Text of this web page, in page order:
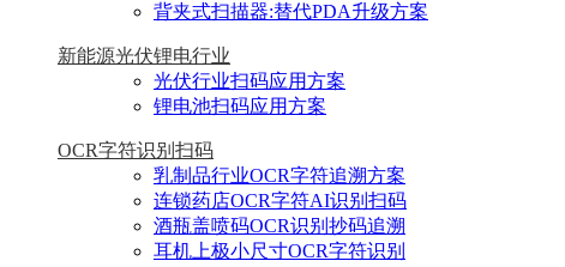
背夹式扫描器:替代PDA升级方案
新能源光伏锂电行业
光伏行业扫码应用方案
锂电池扫码应用方案
OCR字符识别扫码
乳制品行业OCR字符追溯方案
连锁药店OCR字符AI识别扫码
酒瓶盖喷码OCR识别抄码追溯
耳机上极小尺寸OCR字符识别